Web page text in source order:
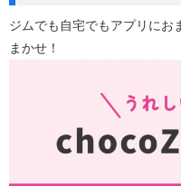
ジムでも自宅でもアプリにお
まかせ！